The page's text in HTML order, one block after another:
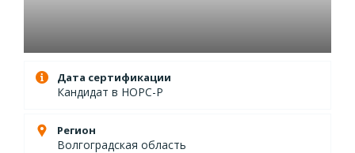
Дата сертификации
Кандидат в НОРС-Р
Регион
Волгоградская область